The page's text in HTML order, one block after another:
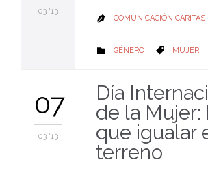
03 '13
 COMUNICACIÓN CÁRITAS
 CATEGORY
GÉNERO  CATEGORY
MUJER
07
03 '13
Día
de la Mujer:
que igualar
terreno